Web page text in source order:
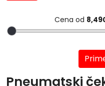
Cena od
Pneumatski